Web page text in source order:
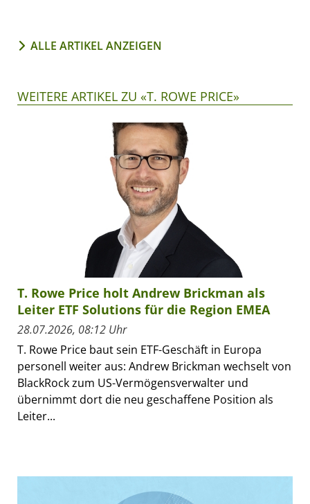
ALLE ARTIKEL ANZEIGEN
WEITERE ARTIKEL ZU «T. ROWE PRICE»
T. Rowe Price holt Andrew Brickman als
Leiter ETF Solutions für die Region EMEA
28.07.2026, 08:12 Uhr
T. Rowe Price baut sein ETF-Geschäft in Europa
personell weiter aus: Andrew Brickman wechselt von
BlackRock zum US-Vermögensverwalter und
übernimmt dort die neu geschaffene Position als
Leiter...